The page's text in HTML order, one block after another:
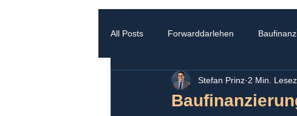
All Posts Forwarddarlehen
Modernisierung Stefan Prinz 2 Min.